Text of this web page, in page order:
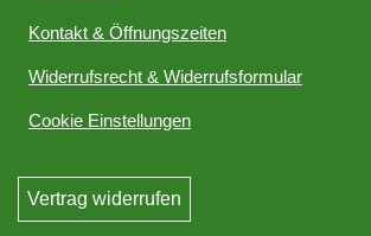
Kontakt & Öffnungszeiten
Widerrufsrecht & Widerrufsformular
Cookie Einstellungen
Vertrag widerrufen